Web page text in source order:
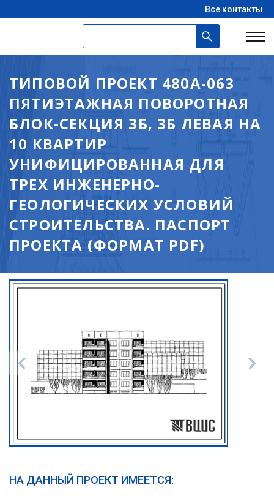
Все контакты
ТИПОВОЙ ПРОЕКТ 480А-063
ПЯТИЭТАЖНАЯ ПОВОРОТНАЯ
БЛОК-СЕКЦИЯ 3Б, 3Б ЛЕВАЯ НА
10 КВАРТИР
УНИФИЦИРОВАННАЯ ДЛЯ
ТРЕХ ИНЖЕНЕРНО-
ГЕОЛОГИЧЕСКИХ УСЛОВИЙ
СТРОИТЕЛЬСТВА. ПАСПОРТ
ПРОЕКТА (ФОРМАТ PDF)
НА ДАННЫЙ ПРОЕКТ ИМЕЕТСЯ: